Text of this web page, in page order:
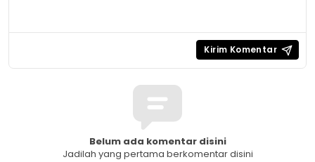
Belum ada komentar disini
Jadilah yang pertama berkomentar disini